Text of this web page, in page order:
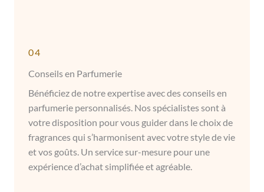
04
Conseils en Parfumerie
Bénéficiez de notre expertise avec des conseils en
parfumerie personnalisés. Nos spécialistes sont à
votre disposition pour vous guider dans le choix de
fragrances qui s’harmonisent avec votre style de vie
et vos goûts. Un service sur-mesure pour une
expérience d’achat simplifiée et agréable.